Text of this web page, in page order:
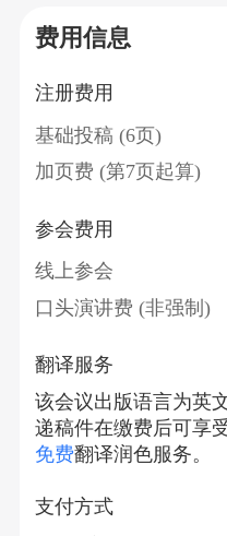
费用信息
注册费用
基础投稿 (6页)
加页费 (第7页起算)
参会费用
线上参会
口头演讲费 (非强制)
翻译服务
该会议出版语言为英
递稿件在缴费后可享
免费翻译润色服务。
支付方式